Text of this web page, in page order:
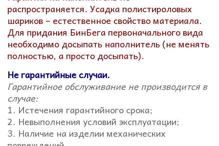
распространяется. Усадка полистироловых
шариков – естественное свойство материала.
Для придания БинБега первоначального вида
необходимо досыпать наполнитель (не менять
полностью, а просто досыпать).
Не гарантийные случаи.
Гарантийное обслуживание не производится в
случае:
1. Истечения гарантийного срока;
2. Невыполнения условий эксплуатации;
3. Наличие на изделии механических